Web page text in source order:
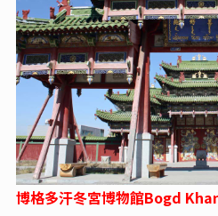
博格多汗冬宮博物館Bogd